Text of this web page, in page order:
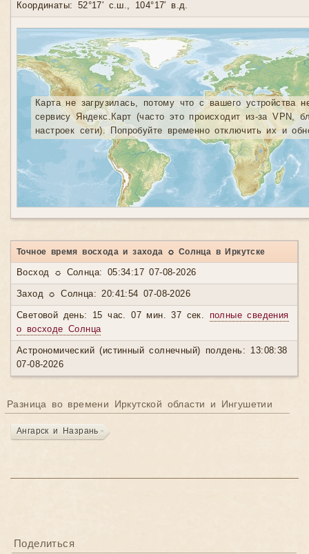
Координаты: 52°17′ с.ш., 104°17′ в.д.
Карта не загрузилась, потому что с вашего устройства
сервису Яндекс.Карт (часто это происходит из-за VPN,
настроек сети). Попробуйте временно отключить их и
Точное время восхода и захода ☼ Солнца в Иркутске
Восход ☼ Солнца: 05:34:17 07-08-2026
Заход ☼ Солнца: 20:41:54 07-08-2026
Световой день: 15 час. 07 мин. 37 сек. полные сведения
о восходе Солнца
Астрономический (истинный солнечный) полдень: 13:08:38
07-08-2026
Разница во времени Иркутской области и Ингушетии
Ангарск и Назрань
Поделиться